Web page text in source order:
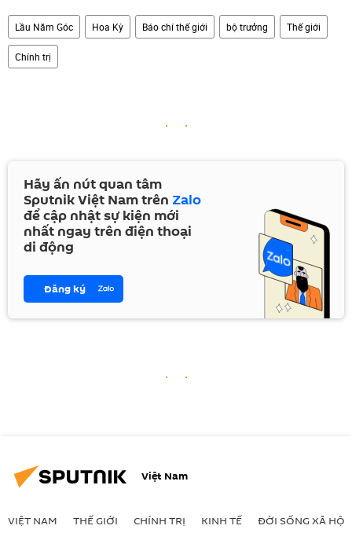
Lầu Năm Góc Hoa Kỳ Báo chí thế giới bộ trưởng Thế giới
Chính trị
Hãy ấn nút quan tâm
Sputnik Việt Nam trên Zalo
để cập nhật sự kiện mới
nhất ngay trên điện thoại
di động
Đăng ký
Việt Nam
VIỆT NAM THẾ GIỚI CHÍNH TRỊ KINH TẾ ĐỜI SỐNG XÃ HỘI